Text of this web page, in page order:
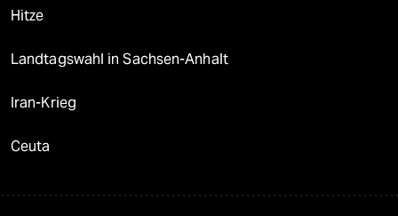
Hitze
Landtagswahl in Sachsen-Anhalt
Iran-Krieg
Ceuta